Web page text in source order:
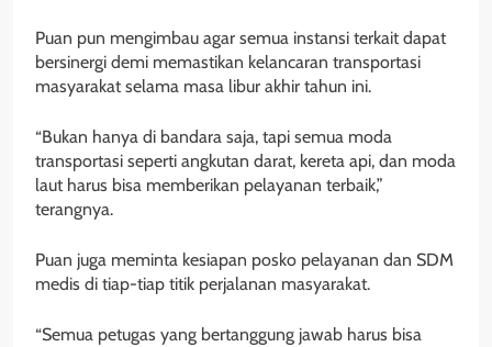
Puan pun mengimbau agar semua instansi terkait dapat
bersinergi demi memastikan kelancaran transportasi
masyarakat selama masa libur akhir tahun ini.
“Bukan hanya di bandara saja, tapi semua moda
transportasi seperti angkutan darat, kereta api, dan moda
laut harus bisa memberikan pelayanan terbaik,”
terangnya.
Puan juga meminta kesiapan posko pelayanan dan SDM
medis di tiap-tiap titik perjalanan masyarakat.
“Semua petugas yang bertanggung jawab harus bisa